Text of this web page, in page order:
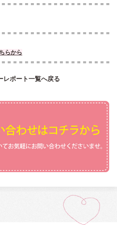
＝＝＝＝＝＝＝＝＝＝＝＝＝＝＝＝＝＝
＝＝＝＝＝＝＝＝＝＝＝＝＝＝＝＝＝＝
らから
＝＝＝＝＝＝＝＝＝＝＝＝＝＝＝＝＝＝
レポート一覧へ戻る